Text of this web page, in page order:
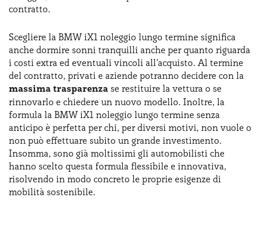
contratto.
Scegliere la BMW iX1 noleggio lungo termine significa
anche dormire sonni tranquilli anche per quanto riguarda
i costi extra ed eventuali vincoli all’acquisto. Al termine
del contratto, privati e aziende potranno decidere con la
massima trasparenza se restituire la vettura o se
rinnovarlo e chiedere un nuovo modello. Inoltre, la
formula la BMW iX1 noleggio lungo termine senza
anticipo è perfetta per chi, per diversi motivi, non vuole o
non può effettuare subito un grande investimento.
Insomma, sono già moltissimi gli automobilisti che
hanno scelto questa formula flessibile e innovativa,
risolvendo in modo concreto le proprie esigenze di
mobilità sostenibile.